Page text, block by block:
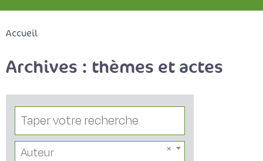
Accueil
Archives : thèmes et actes
Auteur